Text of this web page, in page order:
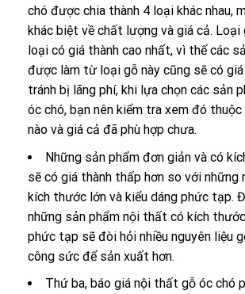
chó được chia thành 4 loại khác nhau,
khác biệt về chất lượng và giá cả.
loại có giá thành cao nhất, vì thế các
được làm từ loại gỗ này cũng sẽ có
tránh bị lãng phí, khi lựa chọn các sản
óc chó, bạn nên kiểm tra xem đó
nào và giá cả đã phù hợp chưa.
Những sản phẩm đơn giản và có
sẽ có giá thành thấp hơn so với
kích thước lớn và kiểu dáng phức tạp.
những sản phẩm nội thất có kích
phức tạp sẽ đòi hỏi nhiều nguyên liệu
công sức để sản xuất hơn.
Thứ ba, báo giá nội thất gỗ óc chó